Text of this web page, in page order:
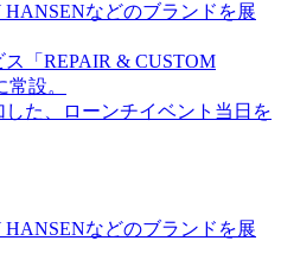
などのブランドを展
「REPAIR & CUSTOM
設。
た、ローンチイベント当日を
などのブランドを展